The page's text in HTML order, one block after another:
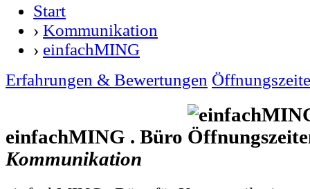
Start
› Kommunikation
› einfachMING
Erfahrungen & Bewertungen
einfachMING . Büro
Kommunikation